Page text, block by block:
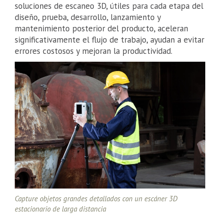
soluciones de escaneo 3D, útiles para cada etapa del
diseño, prueba, desarrollo, lanzamiento y
mantenimiento posterior del producto, aceleran
significativamente el flujo de trabajo, ayudan a evitar
errores costosos y mejoran la productividad.
Capture objetos grandes detallados con un escáner 3D
estacionario de larga distancia